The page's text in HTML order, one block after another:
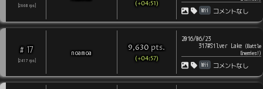
2668 rps (+04:51)
Wii
コメントなし
# 17
2417 rps
noamoa 9,630 pts.
(+04:57)
2016/06/23
317#Silver Lake (Battle
Enemies!)
Wii
コメントなし